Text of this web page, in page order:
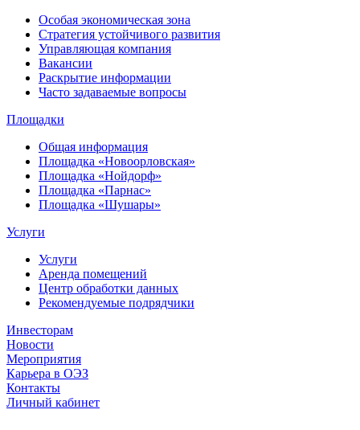
Особая экономическая зона
Стратегия устойчивого развития
Управляющая компания
Вакансии
Раскрытие информации
Часто задаваемые вопросы
Площадки
Общая информация
Площадка «Новоорловская»
Площадка «Нойдорф»
Площадка «Парнас»
Площадка «Шушары»
Услуги
Услуги
Аренда помещений
Центр обработки данных
Рекомендуемые подрядчики
Инвесторам
Новости
Мероприятия
Карьера в ОЭЗ
Контакты
Личный кабинет